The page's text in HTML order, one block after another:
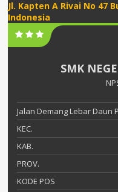
Jl. Kapten A Rivai No 47
Indonesia
SMK
Jalan Demang Lebar Daun
KEC.
KAB.
PROV.
KODE POS